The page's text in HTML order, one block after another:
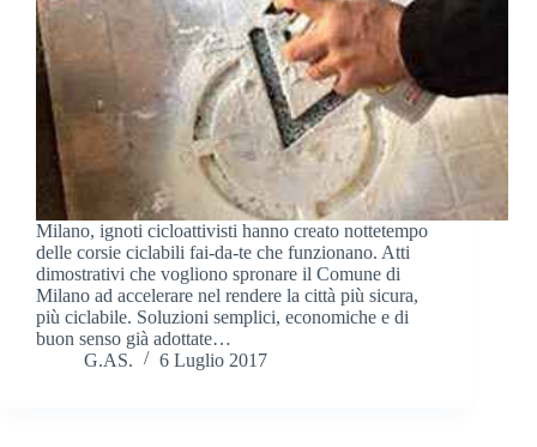
Milano, ignoti cicloattivisti hanno creato nottetempo
delle corsie ciclabili fai-da-te che funzionano. Atti
dimostrativi che vogliono spronare il Comune di
Milano ad accelerare nel rendere la città più sicura,
più ciclabile. Soluzioni semplici, economiche e di
buon senso già adottate…
G.AS.
6 Luglio 2017